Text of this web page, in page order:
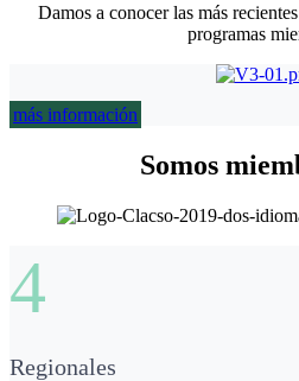
Damos a conocer las más
programas
más información
Somos
4
Regionales